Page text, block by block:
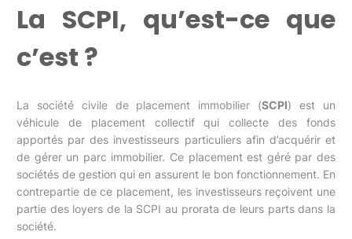
La SCPI, qu’est-ce que
c’est ?
La société civile de placement immobilier (SCPI) est un
véhicule de placement collectif qui collecte des fonds
apportés par des investisseurs particuliers afin d’acquérir et
de gérer un parc immobilier. Ce placement est géré par des
sociétés de gestion qui en assurent le bon fonctionnement. En
contrepartie de ce placement, les investisseurs reçoivent une
partie des loyers de la SCPI au prorata de leurs parts dans la
société.